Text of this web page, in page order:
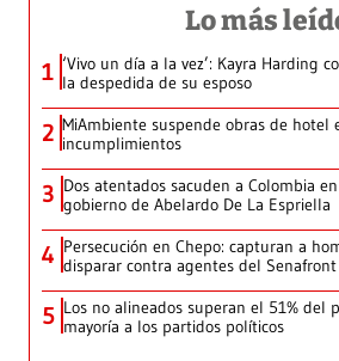
Lo más
1 ‘Vivo un día a la vez’: Kayra Harding
la despedida de su esposo
2 MiAmbiente suspende obras de hotel
incumplimientos
3 Dos atentados sacuden a Colombia
gobierno de Abelardo De La Espriella
4 Persecución en Chepo: capturan a
disparar contra agentes del Senafront
5 Los no alineados superan el 51% del
mayoría a los partidos políticos